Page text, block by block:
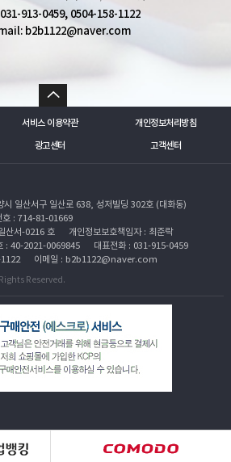
913-0459, 0504-158-1122
b2b1122@naver.com
서비스 이용약관 개인정보처리방침
광고센터 고객센터
시 일산서구 일산로 638, 성저빌딩 302호 (대화동)
호 : 714-81-01669
산서-0216 호
개인정보보호책임자 : 최준락
: 40-2021-0069845
대표전화 : 031-915-0459
이메일 : b2b1122@naver.com
Reserved.